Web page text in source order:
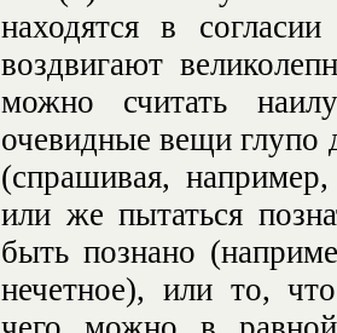
находятся в
воздвигают
можно считать
очевидные вещи глупо
(спрашивая,
или же пытаться
быть познано
нечетное), или то,